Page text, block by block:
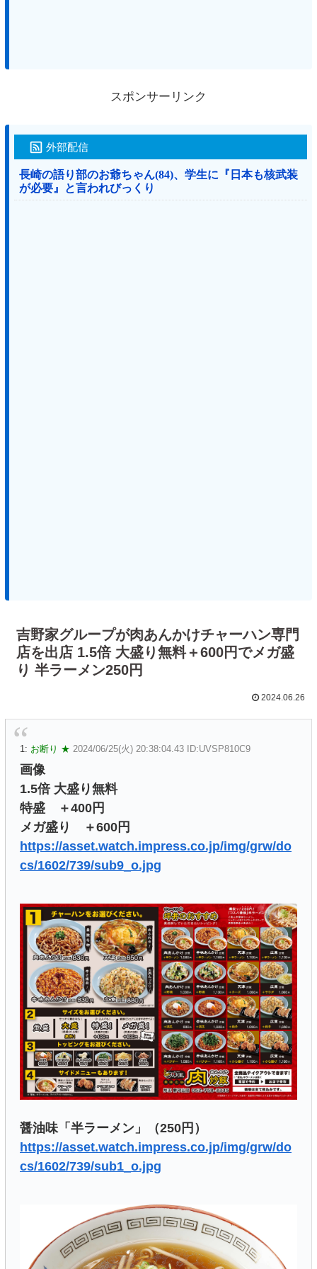
スポンサーリンク
外部配信
長崎の語り部のお爺ちゃん(84)、学生に『日本も核武装
が必要』と言われびっくり
吉野家グループが肉あんかけチャーハン専門
店を出店 1.5倍 大盛り無料＋600円でメガ盛
り 半ラーメン250円
2024.06.26
1: お断り ★ 2024/06/25(火) 20:38:04.43 ID:UVSP810C9
画像
1.5倍 大盛り無料
特盛 ＋400円
メガ盛り ＋600円
https://asset.watch.impress.co.jp/img/grw/do
cs/1602/739/sub9_o.jpg
醤油味「半ラーメン」（250円）
https://asset.watch.impress.co.jp/img/grw/do
cs/1602/739/sub1_o.jpg